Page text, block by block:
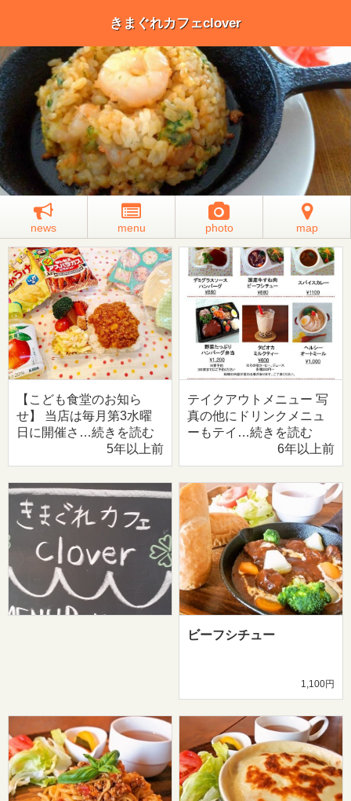
きまぐれカフェclover
news menu photo map
【こども食堂のお知ら
せ】 当店は毎月第3水曜
日に開催さ…続きを読む
5年以上前
テイクアウトメニュー 写
真の他にドリンクメニュ
ーもテイ…続きを読む
6年以上前
ビーフシチュー
1,100円